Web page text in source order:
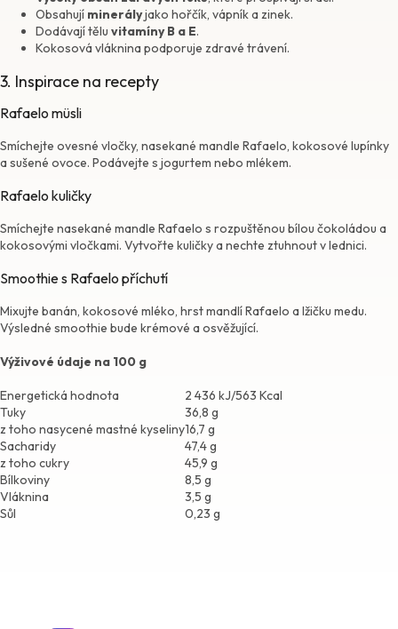
Obsahují minerályjako hořčík, vápník a zinek.
Dodávají tělu vitamíny B a E.
Kokosová vláknina podporuje zdravé trávení.
3. Inspirace na recepty
Rafaelo müsli
Smíchejte ovesné vločky, nasekané mandle Rafaelo, kokosové lupínky
a sušené ovoce. Podávejte s jogurtem nebo mlékem.
Rafaelo kuličky
Smíchejte nasekané mandle Rafaelo s rozpuštěnou bílou čokoládou a
kokosovými vločkami. Vytvořte kuličky a nechte ztuhnout v lednici.
Smoothie s Rafaelo příchutí
Mixujte banán, kokosové mléko, hrst mandlí Rafaelo a lžičku medu.
Výsledné smoothie bude krémové a osvěžující.
Výživové údaje na 100 g
Energetická hodnota
2 436 kJ/563 Kcal
Tuky
36,8 g
z toho nasycené mastné kyseliny16,7 g
Sacharidy
47,4 g
z toho cukry
45,9 g
Bílkoviny
8,5 g
Vláknina
3,5 g
Sůl
0,23 g